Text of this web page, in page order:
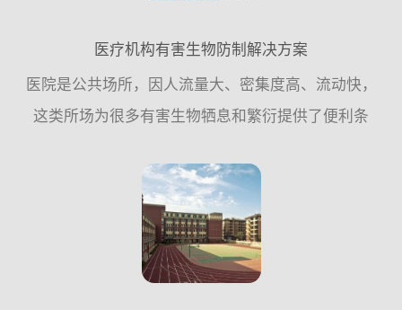
医疗机构有害生物防制解决方案
医院是公共场所，因人流量大、密集度高、流动快，
这类所场为很多有害生物牺息和繁衍提供了便利条
循从源头控制的原则，更多的需要从日常工作中采取
预防措施，尽量少用...